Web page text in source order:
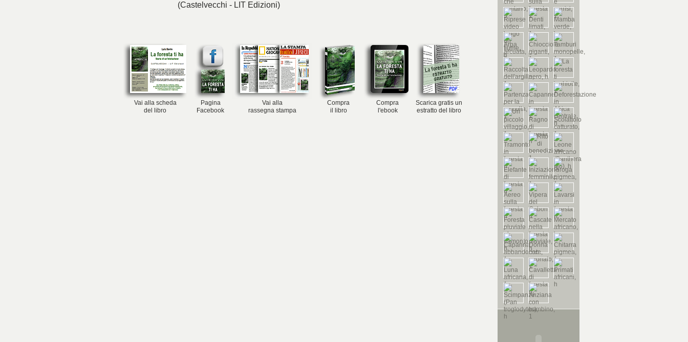
(Castelvecchi - LIT Edizioni)
Vai alla scheda
del libro
Pagina
Facebook
Vai alla
rassegna stampa
Compra
il libro
Compra
l'ebook
Scarica gratis un
estratto del libro